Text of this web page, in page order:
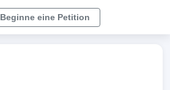
Beginne eine Petition